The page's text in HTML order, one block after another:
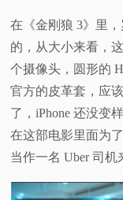
在《金刚狼 3》里，
的，从大小来看，
个摄像头，圆形的
官方的皮革套，应
了，iPhone 还没变
在这部电影里面为
当作一名 Uber 司机